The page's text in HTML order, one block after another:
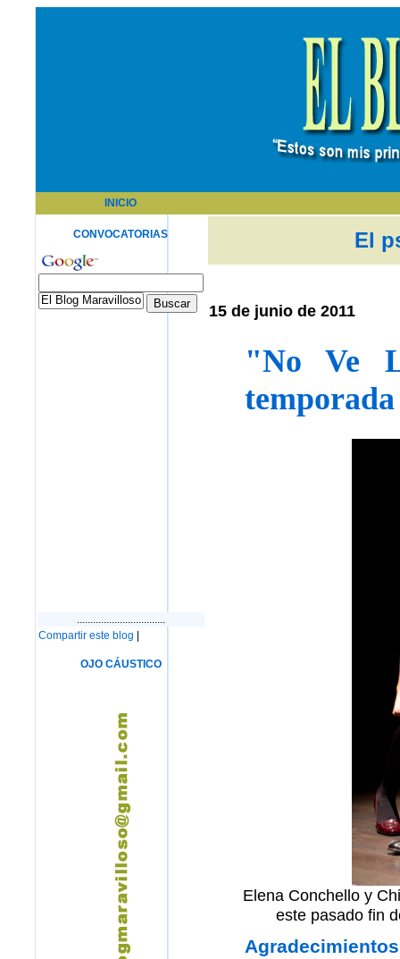
INICIO
CONVOCATORIAS
.................................
Compartir este blog
OJO CÁUSTICO
El
15 de junio de 2011
"No Ve
Elena Conchello y
este pasado fin